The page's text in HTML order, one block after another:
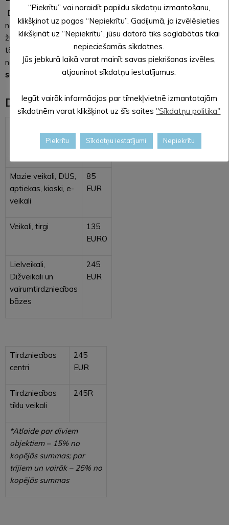
D
alības maksa konkursā ir paredzēta ekspertu grupas darba
nodrošināšanai. Konkursa dalībnieku reklāmas izvietošanai
žurnālā “Latvijas Tirgotājs”, Latvijas Tirgotāju asociācijas un
tās partneru mājas lapās un sociālajos tīklos. Konkursa
noslēguma pasākuma rīkošanai.Konkursa dalības maksu
sedz izvirzītais uzņēmums vai pašvaldība.
Dalības maksa tirdzniecības objektu grupā
eko veikali līdz
EUR
Mazie veikali, DUS,
aptiekas, kioski, e-
veikali
85
EUR
Veikali, tirgi
135
EURO
Lielveikali,
Dižveikali un
vairumtirdzniecības
bāzes
245
EUR
Tirdzniecības
centri
245
EUR
Tirdzniecības
tīklu veikali
245R
*Atlaide par diviem
objektiem – 15% no
kopējās summas; par
trijiem un vairāk – 25% no
kopējās summas
“Piekrītu” vai noraidīt papildu sīkdatņu izmantošanu,
klikšķinot uz pogas “Nepiekrītu”. Gadījumā, ja izvēlēsieties
klikšķināt uz “Nepiekrītu”, jūsu datorā tiks saglabātas tikai
nepieciešamās sīkdatnes.
Jūs jebkurā laikā varat mainīt savas piekrišanas izvēles,
atjauninot sīkdatņu iestatījumus.
Iegūt vairāk informācijas par tīmekļvietnē izmantotajām
sīkdatnēm varat klikšķinot uz šīs saites "Sīkdatņu politika"
Piekrītu Sīkdatņu iestatījumi Nepiekrītu